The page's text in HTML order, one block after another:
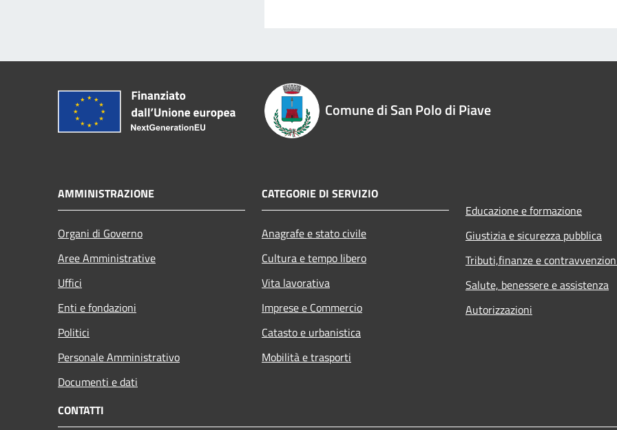
Comune di San Polo di Piave
AMMINISTRAZIONE
Organi di Governo
Aree Amministrative
Uffici
Enti e fondazioni
Politici
Personale Amministrativo
Documenti e dati
CATEGORIE DI SERVIZIO
Anagrafe e stato civile
Cultura e tempo libero
Vita lavorativa
Imprese e Commercio
Catasto e urbanistica
Mobilità e trasporti
Educazione e formazione
Giustizia e sicurezza pubblica
Tributi,finanze e
Salute, benessere e assistenza
Autorizzazioni
CONTATTI